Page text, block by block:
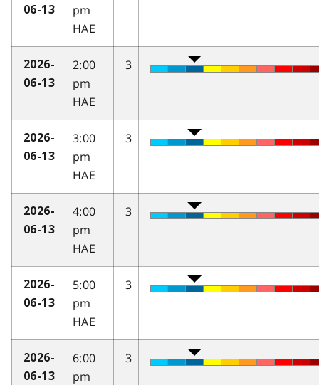
06-13
pm
HAE
2026-
06-13
2:00
pm
HAE
3
2026-
06-13
3:00
pm
HAE
3
2026-
06-13
4:00
pm
HAE
3
2026-
06-13
5:00
pm
HAE
3
2026-
06-13
6:00
pm
3